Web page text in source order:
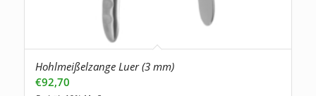
Hohlmeißelzange Luer (3 mm)
€92,70